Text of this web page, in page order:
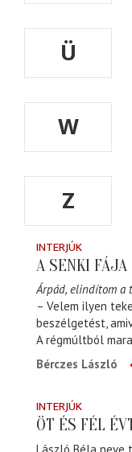
Ü
W
Z
INTERJÚK
A SENKI FÁJA
Árpád, elindítom a
– Velem ilyen
beszélgetést,
A régmúltból
Bérczes László
INTERJÚK
ÖT ÉS FÉL
László Béla neve